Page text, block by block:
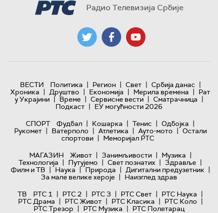
Радио Телевизија Србије
ВЕСТИ Политика | Регион | Свет | Србија данас |
Хроника | Друштво | Економија | Мерила времена | Рат
у Украјини | Време | Сервисне вести | Сматрачница |
Подкаст | ЕУ могућности 2026
СПОРТ
Фудбал | Кошарка | Тенис | Одбојка |
Рукомет | Ватерполо | Атлетика | Ауто-мото | Остали
спортови | Меморијал РТС
МАГАЗИН
Живот | Занимљивости | Музика |
Технологијa | Путујемо | Свет познатих | Здравље |
Филм и ТВ | Наука | Природа | Дигитални предузетник |
За мале велике хероје | Наизглед здрав
ТВ
РТС 1 | РТС 2 | РТС 3 | РТС Свет | РТС Наука |
РТС Драма | РТС Живот | РТС Класика | РТС Коло |
РТС Трезор | РТС Музика | РТС Полетарац